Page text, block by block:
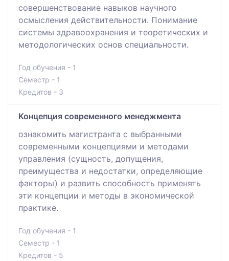
совершенствование навыков научного
осмысления действительности. Понимание
системы здравоохранения и теоретических и
методологических основ специальности.
Год обучения - 1
Семестр - 1
Кредитов - 3
Концепция современного менеджмента
ознакомить магистранта с выбранными
современными концепциями и методами
управления (сущность, допущения,
преимущества и недостатки, определяющие
факторы) и развить способность применять
эти концепции и методы в экономической
практике.
Год обучения - 1
Семестр - 1
Кредитов - 5